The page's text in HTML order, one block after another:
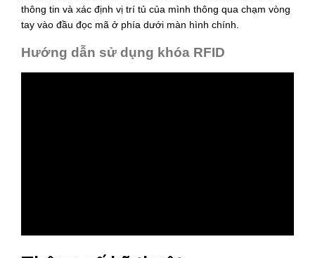
thông tin và xác định vị trí tủ của mình thông qua chạm vòng
tay vào đầu đọc mã ở phía dưới màn hình chính.
Hướng dẫn sử dụng khóa RFID